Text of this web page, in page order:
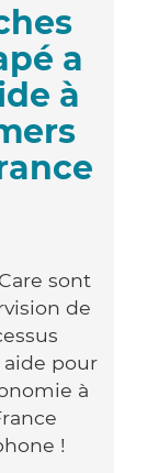
a
à
sont
de
pour
à
!